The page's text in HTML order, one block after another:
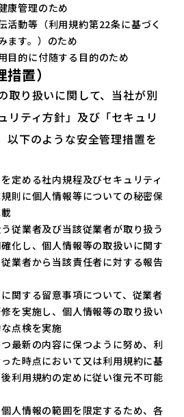
康管理のため
活動等（利用規約第22条に基づく
ます。）のため
目的に付随する目的のため
置）
取り扱いに関して、当社が別
リティ方針」及び「セキュリ
以下のような安全管理措置を
定める社内規程及びセキュリティ
則に個人情報等についての秘密保
従業者及び当該従業者が取り扱う
化し、個人情報等の取扱いに関す
業者から当該責任者に対する報告
関する留意事項について、従業者
を実施し、個人情報等の取り扱い
点検を実施
最新の内容に保つように努め、利
た時点において又は利用規約に基
利用規約の定めに従い復元不可能
人情報の範囲を限定するため、各